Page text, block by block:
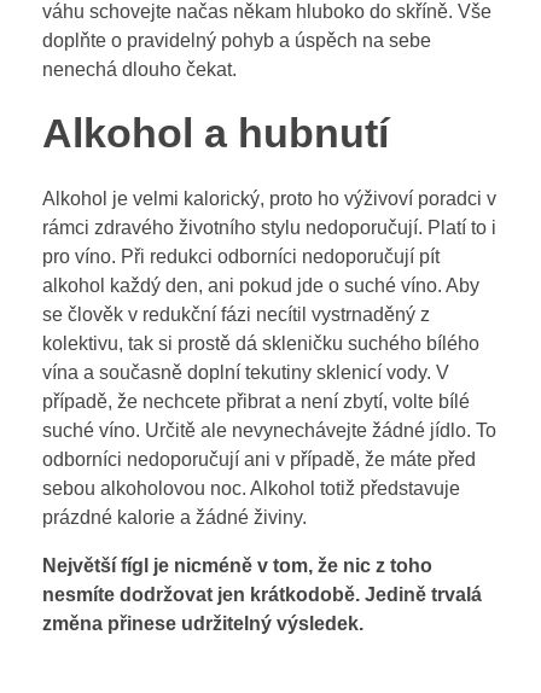
váhu schovejte načas někam hluboko do skříně. Vše
doplňte o pravidelný pohyb a úspěch na sebe
nenechá dlouho čekat.
Alkohol a hubnutí
Alkohol je velmi kalorický, proto ho výživoví poradci v
rámci zdravého životního stylu nedoporučují. Platí to i
pro víno. Při redukci odborníci nedoporučují pít
alkohol každý den, ani pokud jde o suché víno. Aby
se člověk v redukční fázi necítil vystrnaděný z
kolektivu, tak si prostě dá skleničku suchého bílého
vína a současně doplní tekutiny sklenicí vody. V
případě, že nechcete přibrat a není zbytí, volte bílé
suché víno. Určitě ale nevynechávejte žádné jídlo. To
odborníci nedoporučují ani v případě, že máte před
sebou alkoholovou noc. Alkohol totiž představuje
prázdné kalorie a žádné živiny.
Největší fígl je nicméně v tom, že nic z toho
nesmíte dodržovat jen krátkodobě. Jedině trvalá
změna přinese udržitelný výsledek.